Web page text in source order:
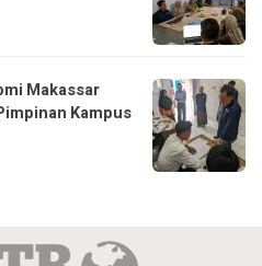
Makassar
Kampus